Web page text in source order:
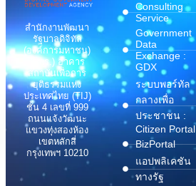
สำนักงานพัฒนา
รัฐบาลดิจิทัล
(องค์การมหาชน)
(สพร.) อาคาร
สถาบันเพื่อการ
ยุติธรรมแห่ง
ประเทศไทย (TIJ)
ชั้น 4 เลขที่ 999
ถนนแจ้งวัฒนะ
แขวงทุ่งสองห้อง
เขตหลักสี่
กรุงเทพฯ 10210
Consulting
Service
Government
Data
Exchange :
GDX
ระบบพอร์ทัล
กลางเพื่อ
ประชาชน :
Citizen Portal
BizPortal
แอปพลิเคชัน
ทางรัฐ